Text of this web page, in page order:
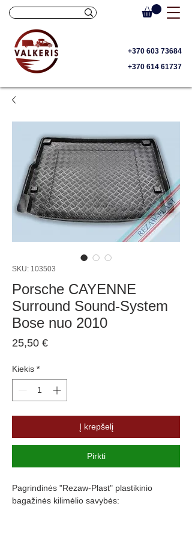
+370 603 73684
+370 614 61737
SKU: 103503
Porsche CAYENNE
Surround Sound-System
Bose nuo 2010
25,50 €Price
Kiekis *
Į krepšelį
Pirkti
Pagrindinės "Rezaw-Plast" plastikinio
bagažinės kilimėlio savybės: